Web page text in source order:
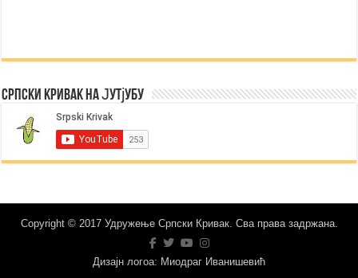
Српски Кривак на Јутјубу
Copyright © 2017 Удружење Српски Кривак. Сва права задржана.
Дизајн логоа: Миодраг Иванишевић